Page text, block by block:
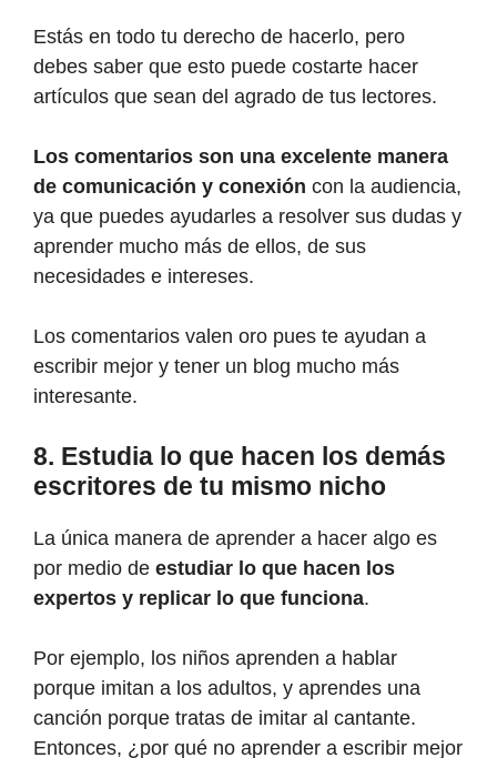
Estás en todo tu derecho de hacerlo, pero
debes saber que esto puede costarte hacer
artículos que sean del agrado de tus lectores.
Los comentarios son una excelente manera
de comunicación y conexión con la audiencia,
ya que puedes ayudarles a resolver sus dudas y
aprender mucho más de ellos, de sus
necesidades e intereses.
Los comentarios valen oro pues te ayudan a
escribir mejor y tener un blog mucho más
interesante.
8. Estudia lo que hacen los demás
escritores de tu mismo nicho
La única manera de aprender a hacer algo es
por medio de estudiar lo que hacen los
expertos y replicar lo que funciona.
Por ejemplo, los niños aprenden a hablar
porque imitan a los adultos, y aprendes una
canción porque tratas de imitar al cantante.
Entonces, ¿por qué no aprender a escribir mejor